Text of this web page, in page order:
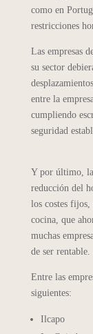
como en
restricciones
Las empresas
su sector
entre la
cumpliendo
seguridad
Y por último,
reducción del
los costes fijos,
cocina, que
muchas
de ser rentable.
Entre las
siguientes:
Ilcapo